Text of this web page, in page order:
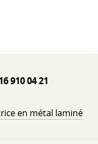
910 04 21
en métal laminé